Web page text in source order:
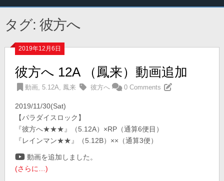
タグ: 彼方へ
2019年12月6日
彼方へ 12A （鳳来）動画追加
動画,5.12A, 鳳来 彼方へ 0 Comments
2019/11/30(Sat)
【パラダイスロック】
『彼方へ★★★』（5.12A）×RP（通算6便目）
『レインマン★★』（5.12B）××（通算3便）
動画を追加しました。
(さらに…)